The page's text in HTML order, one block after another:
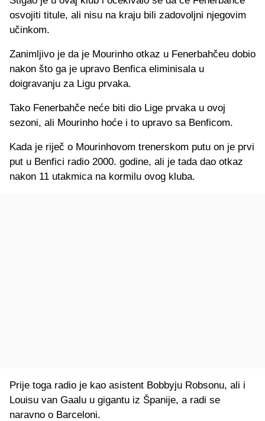
osvojiti titule, ali nisu na kraju bili zadovoljni njegovim
učinkom.
Zanimljivo je da je Mourinho otkaz u Fenerbahčeu dobio
nakon što ga je upravo Benfica eliminisala u
doigravanju za Ligu prvaka.
Tako Fenerbahče neće biti dio Lige prvaka u ovoj
sezoni, ali Mourinho hoće i to upravo sa Benficom.
Kada je riječ o Mourinhovom trenerskom putu on je prvi
put u Benfici radio 2000. godine, ali je tada dao otkaz
nakon 11 utakmica na kormilu ovog kluba.
Prije toga radio je kao asistent Bobbyju Robsonu, ali i
Louisu van Gaalu u gigantu iz Španije, a radi se
naravno o Barceloni.